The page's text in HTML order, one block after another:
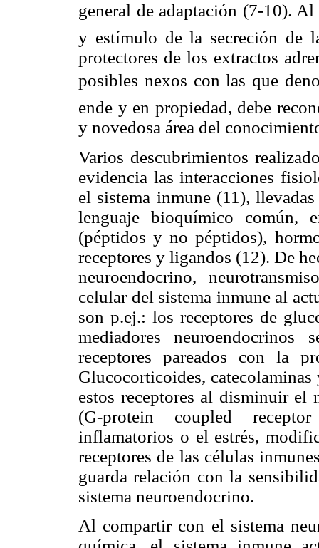
general de adaptación (7-10).
y estímulo de la secreción de
protectores de los extractos
posibles nexos con las que
ende y en propiedad, debe
y novedosa área del
Varios descubrimientos
evidencia las interacciones
el sistema inmune (11),
lenguaje bioquímico común,
(péptidos y no péptidos),
receptores y ligandos (12). De
neuroendocrino,
celular del sistema inmune al
son p.ej.: los receptores de
mediadores
receptores pareados con la
Glucocorticoides,
estos receptores al disminuir el
(G-protein coupled
inflamatorios o el estrés,
receptores de las células
guarda relación con la
sistema neuroendocrino.
Al compartir con el sistema